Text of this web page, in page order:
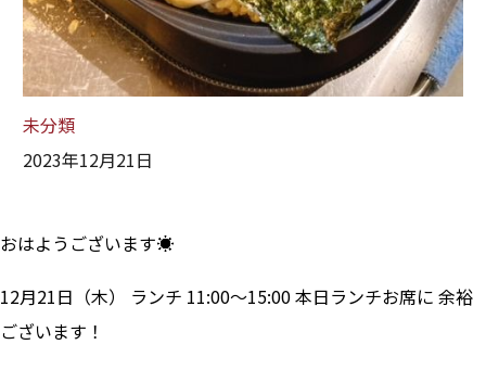
未分類
2023年12月21日
おはようございます☀
12月21日（木） ランチ 11:00～15:00 本日ランチお席に 余裕
ございます！